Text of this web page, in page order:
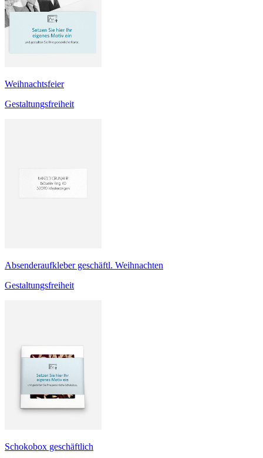
Weihnachtsfeier
Gestaltungsfreiheit
Absenderaufkleber geschäftl. Weihnachten
Gestaltungsfreiheit
Schokobox geschäftlich